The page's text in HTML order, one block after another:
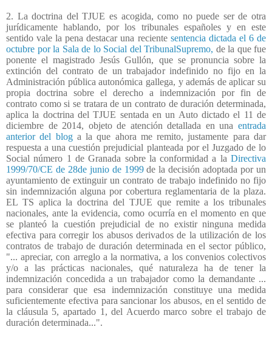
2. La doctrina del TJUE es acogida, como no puede ser de otra
jurídicamente hablando, por los tribunales españoles y en este
sentido vale la pena destacar una reciente sentencia dictada el 6 de
octubre por la Sala de lo Social del TribunalSupremo, de la que fue
ponente el magistrado Jesús Gullón, que se pronuncia sobre la
extinción del contrato de un trabajador indefinido no fijo en la
Administración pública autonómica gallega, y además de aplicar su
propia doctrina sobre el derecho a indemnización por fin de
contrato como si se tratara de un contrato de duración determinada,
aplica la doctrina del TJUE sentada en un Auto dictado el 11 de
diciembre de 2014, objeto de atención detallada en una entrada
anterior del bloga la que ahora me remito, justamente para dar
respuesta a una cuestión prejudicial planteada por el Juzgado de lo
Social número 1 de Granada sobre la conformidad a la Directiva
1999/70/CE de 28de junio de 1999de la decisión adoptada por un
ayuntamiento de extinguir un contrato de trabajo indefinido no fijo
sin indemnización alguna por cobertura reglamentaria de la plaza.
EL TS aplica la doctrina del TJUE que remite a los tribunales
nacionales, ante la evidencia, como ocurría en el momento en que
se planteó la cuestión prejudicial de no existir ninguna medida
efectiva para corregir los abusos derivados de la utilización de los
contratos de trabajo de duración determinada en el sector público,
"... apreciar, con arreglo a la normativa, a los convenios colectivos
y/o a las prácticas nacionales, qué naturaleza ha de tener la
indemnización concedida a un trabajador como la demandante ...
para considerar que esa indemnización constituye una medida
suficientemente efectiva para sancionar los abusos, en el sentido de
la cláusula 5, apartado 1, del Acuerdo marco sobre el trabajo de
duración determinada...".